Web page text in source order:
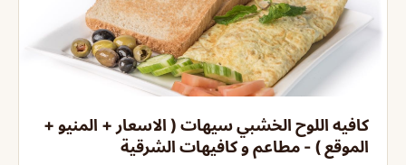
كافيه اللوح الخشبي سيهات ( الاسعار + المنيو +
الموقع ) - مطاعم و كافيهات الشرقية